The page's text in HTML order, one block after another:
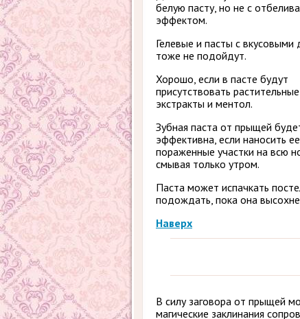
белую пасту, но не с
эффектом.
Гелевые и пасты с вкусовыми
тоже не подойдут.
Хорошо, если в пасте будут
присутствовать растительные
экстракты и ментол.
Зубная паста от прыщей
эффективна, если наносить
пораженные участки на всю
смывая только утром.
Паста может испачкать
подождать, пока она
Наверх
В силу заговора от прыщей
магические заклинания